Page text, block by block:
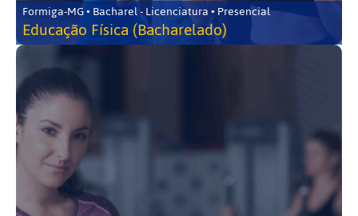
Formiga-MG • Bacharel - Licenciatura • Presencial
Educação Física (Bacharelado)